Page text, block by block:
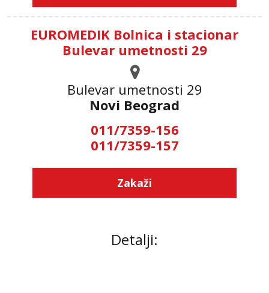
EUROMEDIK Bolnica i stacionar
Bulevar umetnosti 29
Bulevar umetnosti 29
Novi Beograd
011/7359-156
011/7359-157
Zakaži
Detalji: